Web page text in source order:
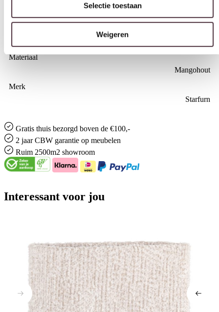
Weigeren
Materiaal
Mangohout
Merk
Starfurn
Gratis thuis bezorgd boven de €100,-
2 jaar CBW garantie op meubelen
Ruim 2500m2 showroom
Interessant voor jou